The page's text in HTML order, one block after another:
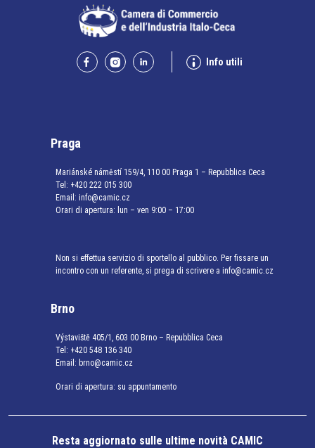
Info utili
Praga
Mariánské náměstí 159/4, 110 00 Praga 1 – Repubblica Ceca
Tel: +420 222 015 300
Email: info@camic.cz
Orari di apertura: lun – ven 9:00 – 17:00
Non si effettua servizio di sportello al pubblico. Per fissare un
incontro con un referente, si prega di scrivere a info@camic.cz
Brno
Výstaviště 405/1, 603 00 Brno – Repubblica Ceca
Tel: +420 548 136 340
Email: brno@camic.cz
Orari di apertura: su appuntamento
Resta aggiornato sulle ultime novità CAMIC